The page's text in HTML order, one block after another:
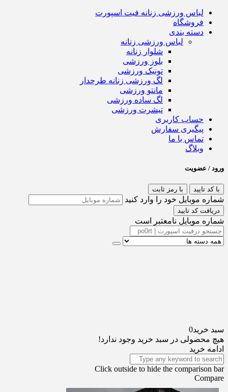
لباس ورزشی زنانه فیت اسپورت
فروشگاه
دسته بندی
لباس ورزشی زنانه
شلوار زنانه
بلوز ورزشی
تونیک ورزشی
لگ ورزشی زنانه طرحدار
مانتو ورزشی
لگ ساده ورزشی
تیشرت ورزشی
حساب کاربری
پیگیری سفارش
تماس با ما
وبلاگ
ورود / عضویت
با کد تایید با رمز ثابت
شماره موبایل خود را وارد کنید
دریافت کد تایید
شماره موبایل نامعتبر است
سبد خرید0
هیچ محصولی در سبد خرید وجود ندارد!
ادامه خرید
Click outside to hide the comparison bar
Compare